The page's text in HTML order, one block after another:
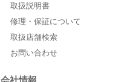
取扱説明書
修理・保証について
取扱店舗検索
お問い合わせ